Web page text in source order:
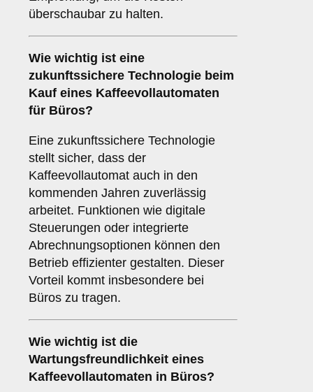
überschaubar zu halten.
Wie wichtig ist eine
zukunftssichere Technologie beim
Kauf eines Kaffeevollautomaten
für Büros?
Eine zukunftssichere Technologie
stellt sicher, dass der
Kaffeevollautomat auch in den
kommenden Jahren zuverlässig
arbeitet. Funktionen wie digitale
Steuerungen oder integrierte
Abrechnungsoptionen können den
Betrieb effizienter gestalten. Dieser
Vorteil kommt insbesondere bei
Büros zu tragen.
Wie wichtig ist die
Wartungsfreundlichkeit eines
Kaffeevollautomaten in Büros?